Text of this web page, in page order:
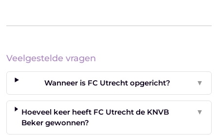
Veelgestelde vragen
Wanneer is FC Utrecht opgericht? ▼
Hoeveel keer heeft FC Utrecht de KNVB
Beker gewonnen?
▼